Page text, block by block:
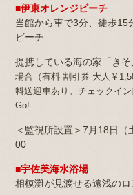
■伊東オレンジビーチ
当館から車で3分、徒歩15
ビーチ
提携している海の家「き
場合（有料 割引券 大人￥
料送迎車あり。チェックイ
Go!
＜監視所設置＞7月18日
00
■宇佐美海水浴場
相模灘が見渡せる遠浅の